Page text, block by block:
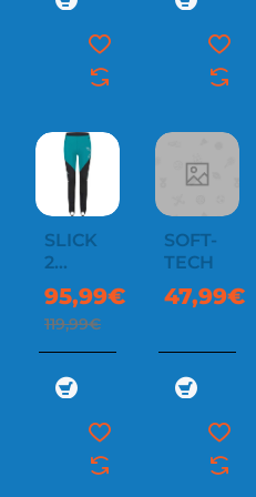
-20%
SLICK
2
PANTS
WOMAN
95,99€
119,99€
SOFT-
TECH
47,99€